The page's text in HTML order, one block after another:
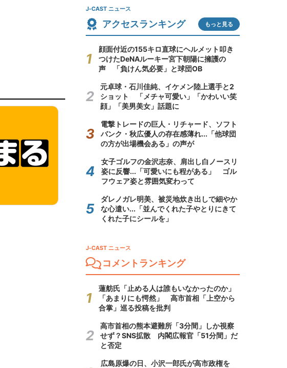
J-CAST ニュース
アクセスランキング もっと見る
顔面付近の155キロ直球にヘルメット叩き
つけたDeNAルーキー宮下朝陽に擁護の
声 「負けん気必要」と球団OB
元卓球・石川佳純、イケメン陸上選手と2
ショット 「メチャ可愛い」「かわいい笑
顔」「美男美女」話題に
電撃トレードの巨人・リチャード、ソフト
バンク・秋広優人の存在感薄れ...「他球団
の方が出場機会ある」の声が
女子ゴルフの金沢志奈、肩出し白ノースリ
姿に反響...「可愛いにも程がある」 ゴル
フウェア姿と雰囲気変わって
ダレノガレ明美、被災地炊き出しで細やか
な心遣い...「並んでくれた子やとりにきて
くれた子にシールを」
J-CAST ニュース
コメントランキング
蓮舫氏「止める人は誰もいなかったのか」
「あまりにも愕然」 高市首相「上空から
合掌」巡る投稿を批判
高市首相の熊本避難所「3分間」しか視察
せず？SNS拡散 内閣広報官「51分間」だ
と否定
広島原爆の日、小沢一郎氏が高市政権を